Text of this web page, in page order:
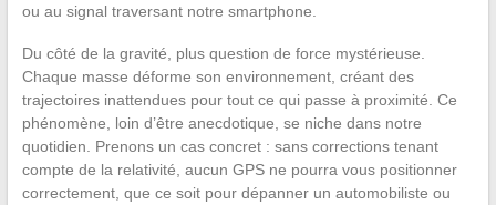
ou au signal traversant notre smartphone.
Du côté de la gravité, plus question de force mystérieuse.
Chaque masse déforme son environnement, créant des
trajectoires inattendues pour tout ce qui passe à proximité. Ce
phénomène, loin d’être anecdotique, se niche dans notre
quotidien. Prenons un cas concret : sans corrections tenant
compte de la relativité, aucun GPS ne pourra vous positionner
correctement, que ce soit pour dépanner un automobiliste ou